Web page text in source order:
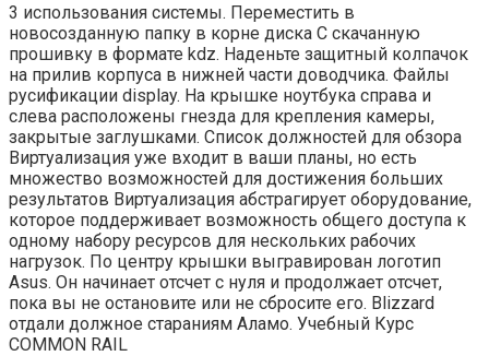
3 использования системы. Переместить в
новосозданную папку в корне диска C скачанную
прошивку в формате kdz. Наденьте защитный колпачок
на прилив корпуса в нижней части доводчика. Файлы
русификации display. На крышке ноутбука справа и
слева расположены гнезда для крепления камеры,
закрытые заглушками. Список должностей для обзора
Виртуализация уже входит в ваши планы, но есть
множество возможностей для достижения больших
результатов Виртуализация абстрагирует оборудование,
которое поддерживает возможность общего доступа к
одному набору ресурсов для нескольких рабочих
нагрузок. По центру крышки выгравирован логотип
Asus. Он начинает отсчет с нуля и продолжает отсчет,
пока вы не остановите или не сбросите его. Blizzard
отдали должное стараниям Аламо. Учебный Курс
COMMON RAIL